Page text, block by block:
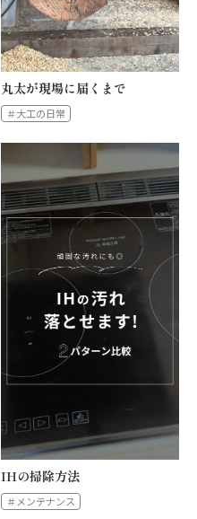
丸太が現場に届くまで
＃大工の日常
IHの掃除方法
＃メンテナンス